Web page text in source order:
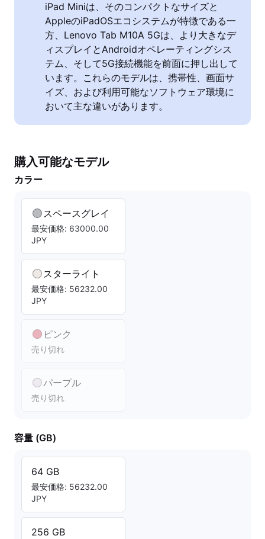
iPad Miniは、そのコンパクトなサイズと
AppleのiPadOSエコシステムが特徴である一
方、Lenovo Tab M10A 5Gは、より大きなデ
ィスプレイとAndroidオペレーティングシス
テム、そして5G接続機能を前面に押し出して
います。これらのモデルは、携帯性、画面サ
イズ、および利用可能なソフトウェア環境に
おいて主な違いがあります。
購入可能なモデル
カラー
スペースグレイ
最安価格: 63000.00
JPY
スターライト
最安価格: 56232.00
JPY
ピンク
売り切れ
パープル
売り切れ
容量 (GB)
64 GB
最安価格: 56232.00
JPY
256 GB